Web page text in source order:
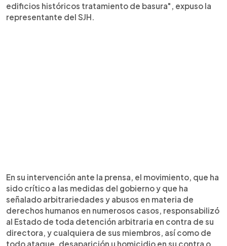
edificios históricos tratamiento de basura", expuso la
representante del SJH.
En su intervención ante la prensa, el movimiento, que ha
sido crítico a las medidas del gobierno y que ha
señalado arbitrariedades y abusos en materia de
derechos humanos en numerosos casos, responsabilizó
al Estado de toda detención arbitraria en contra de su
directora, y cualquiera de sus miembros, así como de
todo ataque, desaparición u homicidio en su contra o